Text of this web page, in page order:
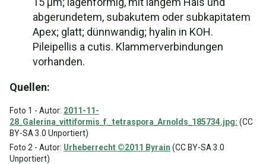
abgerundetem, subakutem oder subkapitatem
Apex; glatt; dünnwandig; hyalin in KOH.
Pileipellis a cutis. Klammerverbindungen
vorhanden.
Quellen:
Foto 1 - Autor: 2011-11-
28_Galerina_vittiformis_f._tetraspora_Arnolds_185734.jpg: (CC
BY-SA 3.0 Unportiert)
Foto 2 - Autor: Urheberrecht ©2011 Byrain (CC BY-SA 3.0
Unportiert)